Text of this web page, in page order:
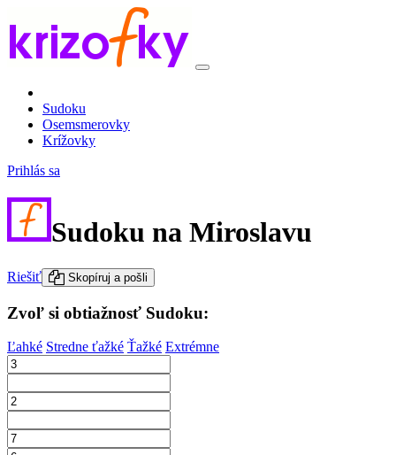
Sudoku
Osemsmerovky
Krížovky
Prihlás sa
Sudoku na Miroslavu
Riešiť Skopíruj a pošli
Zvoľ si obtiažnosť Sudoku:
Ľahké Stredne ťažké Ťažké Extrémne